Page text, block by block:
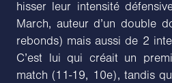
hisser leur intensité
March, auteur d’un double
rebonds) mais aussi de 2
C’est lui qui créait un
match (11-19, 10e), tandis